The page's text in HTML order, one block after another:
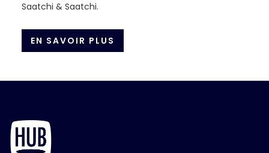
Saatchi & Saatchi.
EN SAVOIR PLUS